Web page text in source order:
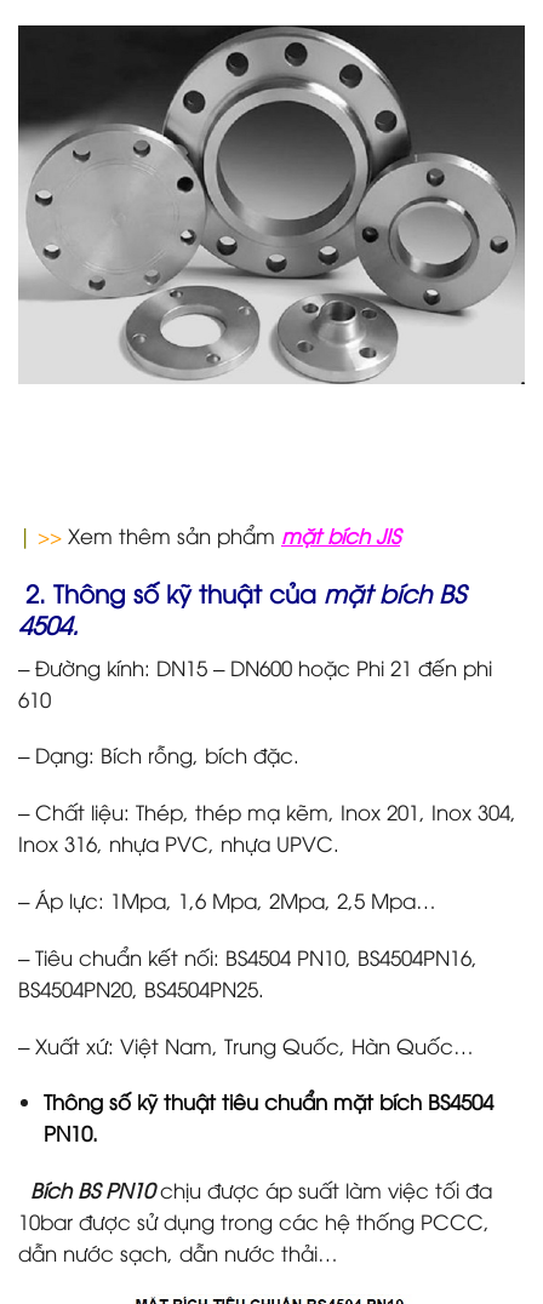
| >> Xem thêm sản phẩm mặt bích JIS
2. Thông số kỹ thuật của mặt bích BS
4504.
– Đường kính: DN15 – DN600 hoặc Phi 21 đến phi
610
– Dạng: Bích rỗng, bích đặc.
– Chất liệu: Thép, thép mạ kẽm, Inox 201, Inox 304,
Inox 316, nhựa PVC, nhựa UPVC.
– Áp lực: 1Mpa, 1,6 Mpa, 2Mpa, 2,5 Mpa…
– Tiêu chuẩn kết nối: BS4504 PN10, BS4504PN16,
BS4504PN20, BS4504PN25.
– Xuất xứ: Việt Nam, Trung Quốc, Hàn Quốc…
Thông số kỹ thuật tiêu chuẩn mặt bích BS4504
PN10.
Bích BS PN10chịu được áp suất làm việc tối đa
10bar được sử dụng trong các hệ thống PCCC,
dẫn nước sạch, dẫn nước thải…